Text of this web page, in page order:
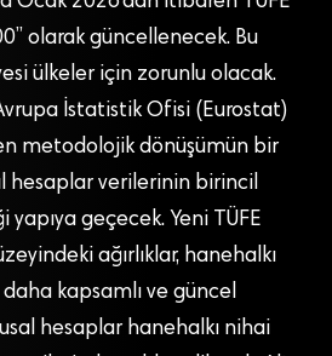
olarak güncellenecek. Bu
ülkeler için zorunlu olacak.
Avrupa İstatistik Ofisi (Eurostat)
metodolojik dönüşümün bir
hesaplar verilerinin birincil
yapıya geçecek. Yeni TÜFE
ağırlıklar, hanehalkı
kapsamlı ve güncel
hesaplar hanehalkı nihai